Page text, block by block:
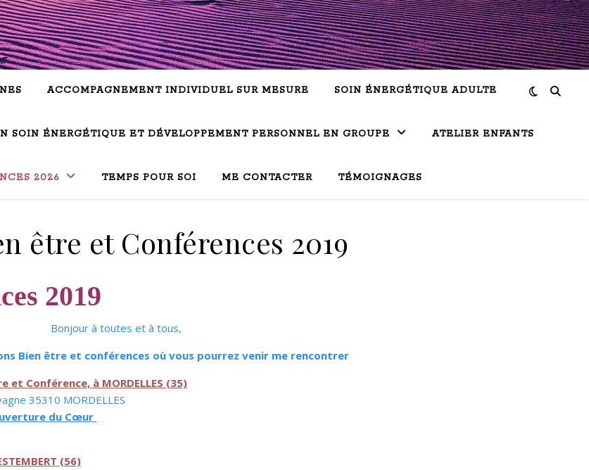
ACCOMPAGNEMENT INDIVIDUEL SUR MESURE SOIN ÉNERGÉTIQUE ADULTE
SOIN ÉNERGÉTIQUE ET DÉVELOPPEMENT PERSONNEL EN GROUPE ATELIER ENFANTS
2026 TEMPS POUR SOI ME CONTACTER TÉMOIGNAGES
être et Conférences 2019
2019
Bonjour à toutes et à tous,
Bien être et conférences où vous pourrez venir me rencontrer
Conférence, à MORDELLES (35)
35310 MORDELLES
du Cœur
(56)